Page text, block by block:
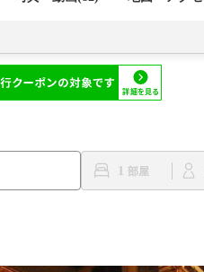
1